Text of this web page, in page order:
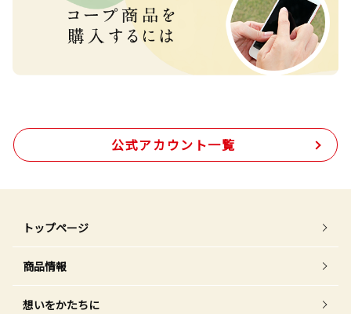
公式アカウント一覧
トップページ
商品情報
想いをかたちに